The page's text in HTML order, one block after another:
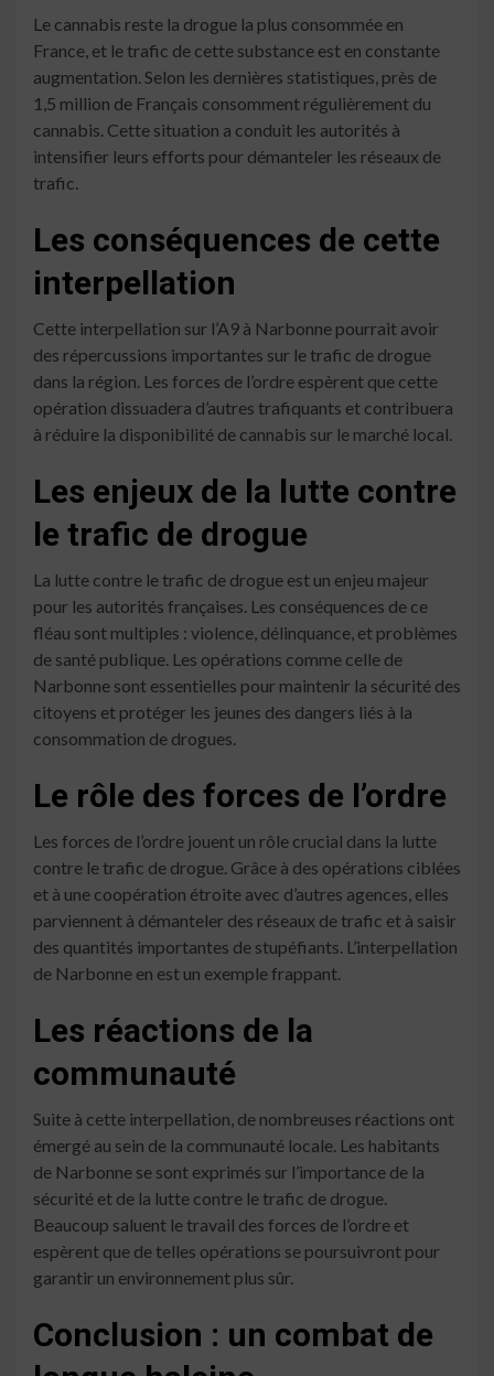
Le cannabis reste la drogue la plus consommée en
France, et le trafic de cette substance est en constante
augmentation. Selon les dernières statistiques, près de
1,5 million de Français consomment régulièrement du
cannabis. Cette situation a conduit les autorités à
intensifier leurs efforts pour démanteler les réseaux de
trafic.
Les conséquences de cette
interpellation
Cette interpellation sur l’A9 à Narbonne pourrait avoir
des répercussions importantes sur le trafic de drogue
dans la région. Les forces de l’ordre espèrent que cette
opération dissuadera d’autres trafiquants et contribuera
à réduire la disponibilité de cannabis sur le marché local.
Les enjeux de la lutte contre
le trafic de drogue
La lutte contre le trafic de drogue est un enjeu majeur
pour les autorités françaises. Les conséquences de ce
fléau sont multiples : violence, délinquance, et problèmes
de santé publique. Les opérations comme celle de
Narbonne sont essentielles pour maintenir la sécurité des
citoyens et protéger les jeunes des dangers liés à la
consommation de drogues.
Le rôle des forces de l’ordre
Les forces de l’ordre jouent un rôle crucial dans la lutte
contre le trafic de drogue. Grâce à des opérations ciblées
et à une coopération étroite avec d’autres agences, elles
parviennent à démanteler des réseaux de trafic et à saisir
des quantités importantes de stupéfiants. L’interpellation
de Narbonne en est un exemple frappant.
Les réactions de la
communauté
Suite à cette interpellation, de nombreuses réactions ont
émergé au sein de la communauté locale. Les habitants
de Narbonne se sont exprimés sur l’importance de la
sécurité et de la lutte contre le trafic de drogue.
Beaucoup saluent le travail des forces de l’ordre et
espèrent que de telles opérations se poursuivront pour
garantir un environnement plus sûr.
Conclusion : un combat de